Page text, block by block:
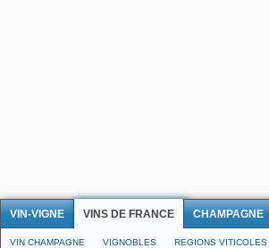
VIN-VIGNE VINS DE FRANCE CHAMPAGNE
VIN CHAMPAGNE VIGNOBLES REGIONS VITICOLES